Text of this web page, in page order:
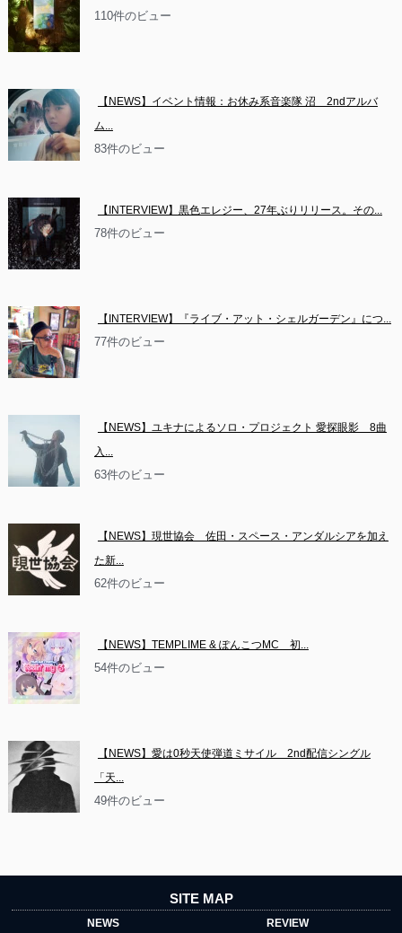
110件のビュー
【NEWS】イベント情報：お休み系音楽隊 沼　2ndアルバ
ム...
83件のビュー
【INTERVIEW】黒色エレジー、27年ぶりリリース。その...
78件のビュー
【INTERVIEW】『ライブ・アット・シェルガーデン』につ...
77件のビュー
【NEWS】ユキナによるソロ・プロジェクト 愛探眼影　8曲
入...
63件のビュー
【NEWS】現世協会　佐田・スペース・アンダルシアを加え
た新...
62件のビュー
【NEWS】TEMPLIME & ぽんこつMC　初...
54件のビュー
【NEWS】愛は0秒天使弾道ミサイル　2nd配信シングル
「天...
49件のビュー
SITE MAP
NEWS REVIEW